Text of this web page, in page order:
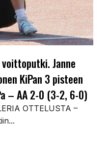
Janne
KiPan 3 pisteen
– AA 2-0 (3-2, 6-0)
OTTELUSTA –